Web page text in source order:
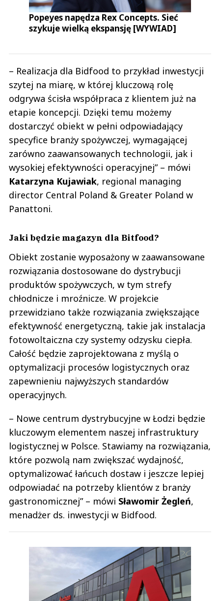
Popeyes napędza Rex Concepts. Sieć
szykuje wielką ekspansję [WYWIAD]
– Realizacja dla Bidfood to przykład inwestycji
szytej na miarę, w której kluczową rolę
odgrywa ścisła współpraca z klientem już na
etapie koncepcji. Dzięki temu możemy
dostarczyć obiekt w pełni odpowiadający
specyfice branży spożywczej, wymagającej
zarówno zaawansowanych technologii, jak i
wysokiej efektywności operacyjnej” – mówi
Katarzyna Kujawiak, regional managing
director Central Poland & Greater Poland w
Panattoni.
Jaki będzie magazyn dla Bitfood?
Obiekt zostanie wyposażony w zaawansowane
rozwiązania dostosowane do dystrybucji
produktów spożywczych, w tym strefy
chłodnicze i mroźnicze. W projekcie
przewidziano także rozwiązania zwiększające
efektywność energetyczną, takie jak instalacja
fotowoltaiczna czy systemy odzysku ciepła.
Całość będzie zaprojektowana z myślą o
optymalizacji procesów logistycznych oraz
zapewnieniu najwyższych standardów
operacyjnych.
– Nowe centrum dystrybucyjne w Łodzi będzie
kluczowym elementem naszej infrastruktury
logistycznej w Polsce. Stawiamy na rozwiązania,
które pozwolą nam zwiększać wydajność,
optymalizować łańcuch dostaw i jeszcze lepiej
odpowiadać na potrzeby klientów z branży
gastronomicznej” – mówi Sławomir Żegleń,
menadżer ds. inwestycji w Bidfood.